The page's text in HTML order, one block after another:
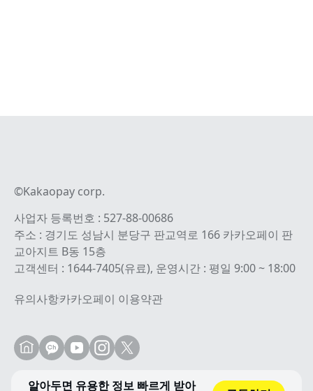
알아두면 유용한 정보 빠르게 받아
©Kakaopay corp.
사업자 등록번호 : 527-88-00686
주소 : 경기도 성남시 분당구 판교역로 166 카카오페이 판
교아지트 B동 15층
고객센터 : 1644-7405(유료), 운영시간 : 평일 9:00 ~ 18:00
유의사항카카오페이 이용약관